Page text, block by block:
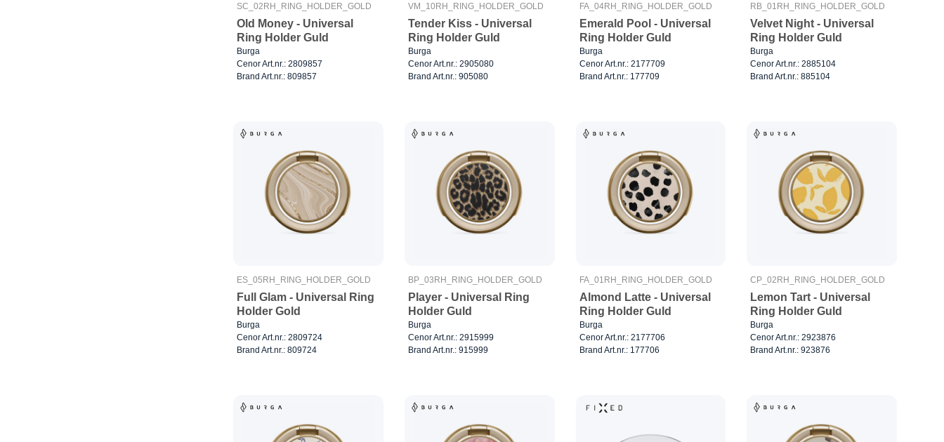
SC_02RH_RING_HOLDER_GOLD
Old Money - Universal
Ring Holder Guld
Burga
Cenor Art.nr.: 2809857
Brand Art.nr.: 809857
VM_10RH_RING_HOLDER_GOLD
Tender Kiss - Universal
Ring Holder Guld
Burga
Cenor Art.nr.: 2905080
Brand Art.nr.: 905080
FA_04RH_RING_HOLDER_GOLD
Emerald Pool - Universal
Ring Holder Guld
Burga
Cenor Art.nr.: 2177709
Brand Art.nr.: 177709
RB_01RH_RING_HOLDER_GOLD
Velvet Night - Universal
Ring Holder Guld
Burga
Cenor Art.nr.: 2885104
Brand Art.nr.: 885104
ES_05RH_RING_HOLDER_GOLD
Full Glam - Universal Ring
Holder Gold
Burga
Cenor Art.nr.: 2809724
Brand Art.nr.: 809724
BP_03RH_RING_HOLDER_GOLD
Player - Universal Ring
Holder Guld
Burga
Cenor Art.nr.: 2915999
Brand Art.nr.: 915999
FA_01RH_RING_HOLDER_GOLD
Almond Latte - Universal
Ring Holder Guld
Burga
Cenor Art.nr.: 2177706
Brand Art.nr.: 177706
CP_02RH_RING_HOLDER_GOLD
Lemon Tart - Universal
Ring Holder Guld
Burga
Cenor Art.nr.: 2923876
Brand Art.nr.: 923876